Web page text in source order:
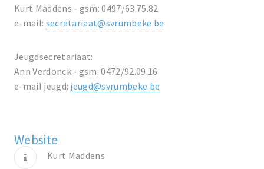
Kurt Maddens - gsm: 0497/63.75.82
e-mail: secretariaat@svrumbeke.be
Jeugdsecretariaat:
Ann Verdonck - gsm: 0472/92.09.16
e-mail jeugd: jeugd@svrumbeke.be
Website
Kurt Maddens